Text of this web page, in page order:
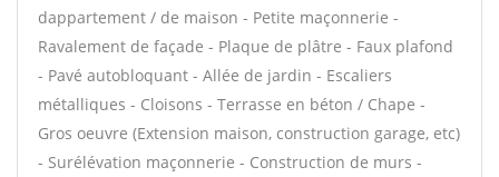
dappartement / de maison - Petite maçonnerie -
Ravalement de façade - Plaque de plâtre - Faux plafond
- Pavé autobloquant - Allée de jardin - Escaliers
métalliques - Cloisons - Terrasse en béton / Chape -
Gros oeuvre (Extension maison, construction garage, etc)
- Surélévation maçonnerie - Construction de murs -